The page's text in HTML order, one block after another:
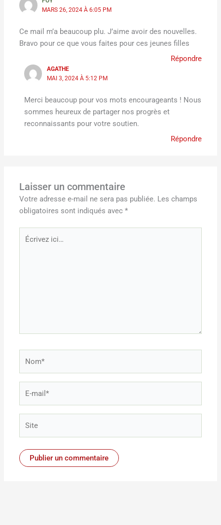
MARS 26, 2024 À 6:05 PM
Ce mail m’a beaucoup plu. J’aime avoir des nouvelles.
Bravo pour ce que vous faites pour ces jeunes filles
Répondre
AGATHE
MAI 3, 2024 À 5:12 PM
Merci beaucoup pour vos mots encourageants ! Nous
sommes heureux de partager nos progrès et
reconnaissants pour votre soutien.
Répondre
Laisser un commentaire
Votre adresse e-mail ne sera pas publiée. Les champs
obligatoires sont indiqués avec*
Écrivez
ici…
mail*